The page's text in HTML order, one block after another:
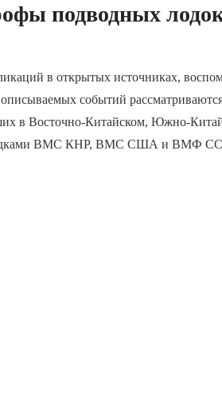
подводных
в открытых источниках,
событий
в Восточно-Китайском, Южно-
ВМС КНР, ВМС США и ВМФ